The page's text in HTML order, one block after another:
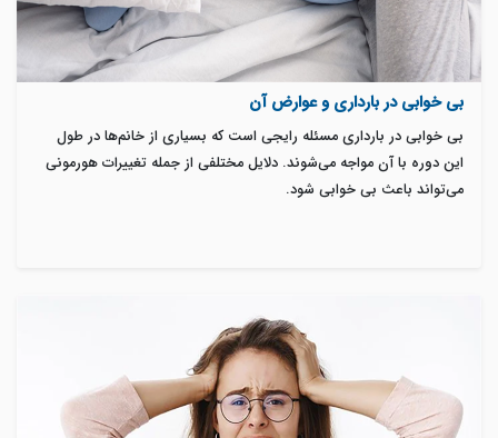
بی خوابی در بارداری و عوارض آن
بی خوابی در بارداری مسئله رایجی است که بسیاری از خانم‌ها در طول
این دوره با آن مواجه می‌شوند. دلایل مختلفی از جمله تغییرات هورمونی
می‌تواند باعث بی خوابی شود.